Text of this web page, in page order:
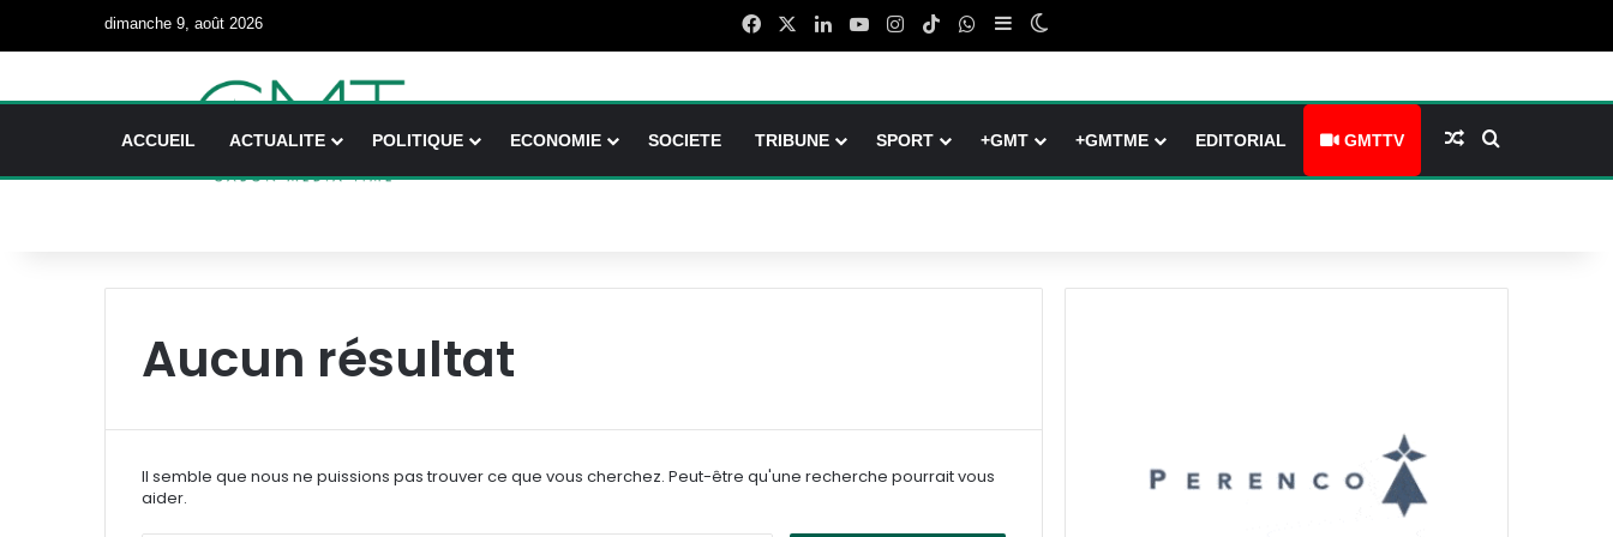
dimanche 9, août 2026 FacebookLinkedinYouTubeInstagram
TikTokWhatsApp
Sidebar (barre latérale)
Switch skin
ACCUEIL ACTUALITE POLITIQUE ECONOMIE SOCIETE TRIBUNE SPORT +GMT +GMTME EDITORIAL GMTTV Article Aléatoire
Aucun résultat
Il semble que nous ne puissions pas trouver ce que vous cherchez. Peut-être qu'une recherche pourrait vous
aider.